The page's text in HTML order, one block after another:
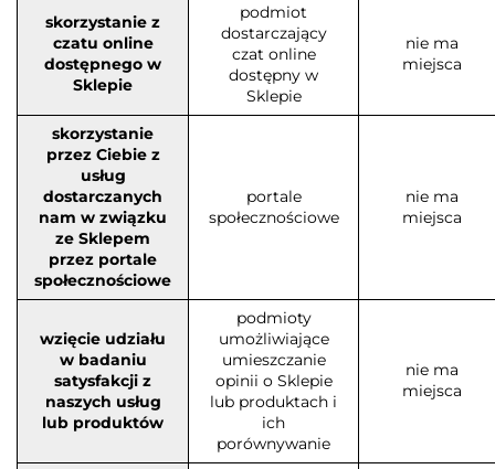
skorzystanie z
czatu online
dostępnego w
Sklepie
podmiot
dostarczający
czat online
dostępny w
Sklepie
nie ma
miejsca
skorzystanie
przez Ciebie z
usług
dostarczanych
nam w związku
ze Sklepem
przez portale
społecznościowe
portale
społecznościowe
nie ma
miejsca
wzięcie udziału
w badaniu
satysfakcji z
naszych usług
lub produktów
podmioty
umożliwiające
umieszczanie
opinii o Sklepie
lub produktach i
ich
porównywanie
nie ma
miejsca